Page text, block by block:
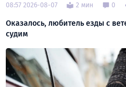
08:57 2026-08-07 2 мин 0
Оказалось, любитель езды с
судим